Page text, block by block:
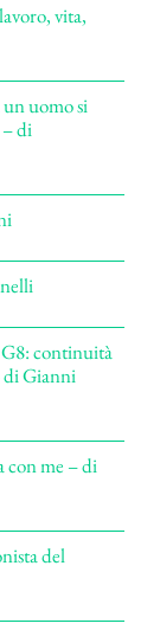
vita,
uomo si
di
continuità
di Gianni
con me – di
del